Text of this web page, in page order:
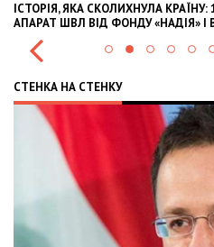
МАРК ОТРИМАВ
OLEKSII
INTERNATIONAL
СТЕНКА НА СТЕНКУ